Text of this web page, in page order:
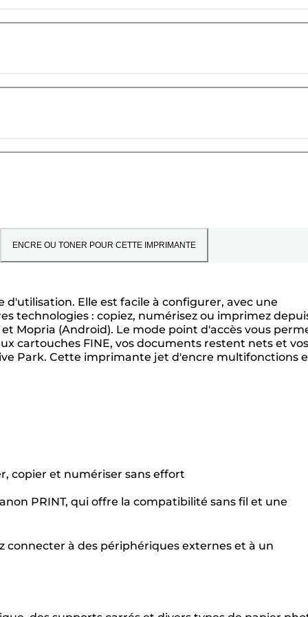
ENCRE OU TONER POUR CETTE IMPRIMANTE
Elle est facile à configurer, avec une
technologies : copiez, numérisez ou imprimez
Mopria (Android). Le mode point d'accès vous
cartouches FINE, vos documents restent nets et vos
Park. Cette imprimante jet d'encre multifonctions
copier et numériser sans effort
PRINT, qui offre la compatibilité sans fil et une
connecter à des périphériques externes et à un